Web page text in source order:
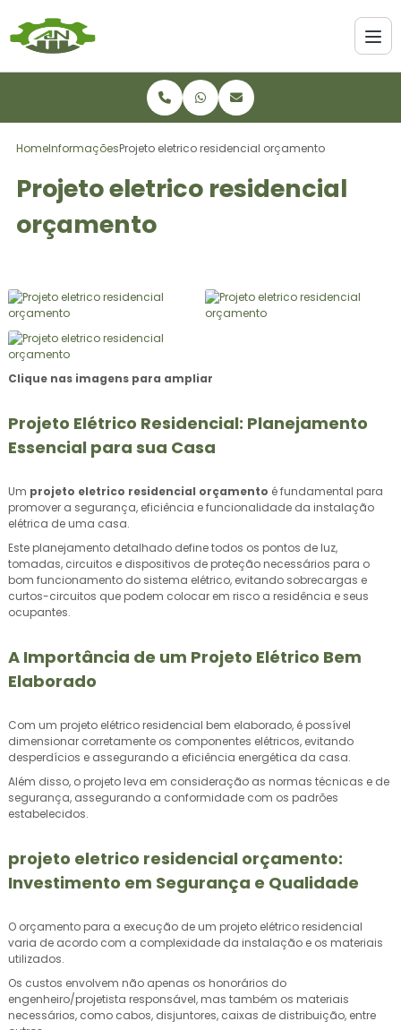
HomeInformaçõesProjeto eletrico residencial orçamento
Projeto eletrico residencial
orçamento
Clique nas imagens para ampliar
Projeto Elétrico Residencial: Planejamento
Essencial para sua Casa
Um projeto eletrico residencial orçamento é fundamental para
promover a segurança, eficiência e funcionalidade da instalação
elétrica de uma casa.
Este planejamento detalhado define todos os pontos de luz,
tomadas, circuitos e dispositivos de proteção necessários para o
bom funcionamento do sistema elétrico, evitando sobrecargas e
curtos-circuitos que podem colocar em risco a residência e seus
ocupantes.
A Importância de um Projeto Elétrico Bem
Elaborado
Com um projeto elétrico residencial bem elaborado, é possível
dimensionar corretamente os componentes elétricos, evitando
desperdícios e assegurando a eficiência energética da casa.
Além disso, o projeto leva em consideração as normas técnicas e de
segurança, assegurando a conformidade com os padrões
estabelecidos.
projeto eletrico residencial orçamento:
Investimento em Segurança e Qualidade
O orçamento para a execução de um projeto elétrico residencial
varia de acordo com a complexidade da instalação e os materiais
utilizados.
Os custos envolvem não apenas os honorários do
engenheiro/projetista responsável, mas também os materiais
necessários, como cabos, disjuntores, caixas de distribuição, entre